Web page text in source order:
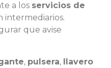
a los servicios de
intermediarios.
que avise
, pulsera, llavero